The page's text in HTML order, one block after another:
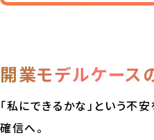
開業モデルケース
「私にできるかな」という不安
確信へ。